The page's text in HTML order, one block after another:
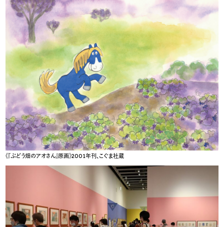
《『ぶどう畑のアオさん』原画》2001年刊、こぐま社蔵